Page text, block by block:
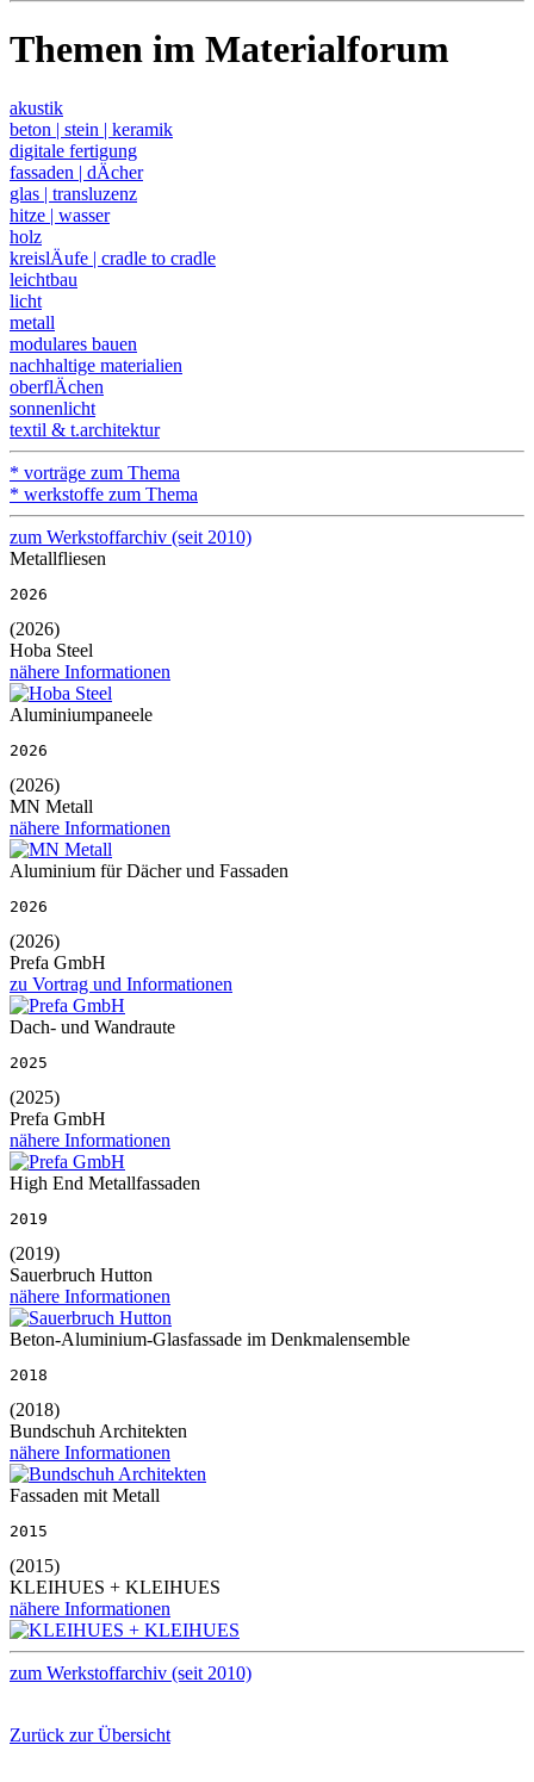
Themen im Materialforum
akustik
beton | stein | keramik
digitale fertigung
fassaden | dÄcher
glas | transluzenz
hitze | wasser
holz
kreislÄufe | cradle to cradle
leichtbau
licht
metall
modulares bauen
nachhaltige materialien
oberflÄchen
sonnenlicht
textil & t.architektur
* vorträge zum Thema
* werkstoffe zum Thema
zum Werkstoffarchiv (seit 2010)
Metallfliesen
2026
(2026)
Hoba Steel
nähere Informationen
Aluminiumpaneele
2026
(2026)
MN Metall
nähere Informationen
Aluminium für Dächer und Fassaden
2026
(2026)
Prefa GmbH
zu Vortrag und Informationen
Dach- und Wandraute
2025
(2025)
Prefa GmbH
nähere Informationen
High End Metallfassaden
2019
(2019)
Sauerbruch Hutton
nähere Informationen
Beton-Aluminium-Glasfassade im Denkmalensemble
2018
(2018)
Bundschuh Architekten
nähere Informationen
Fassaden mit Metall
2015
(2015)
KLEIHUES + KLEIHUES
nähere Informationen
zum Werkstoffarchiv (seit 2010)
Zurück zur Übersicht